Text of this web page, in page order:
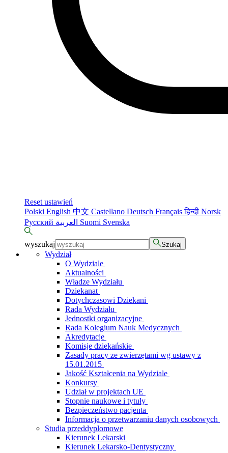
Reset ustawień
Polski English 中文 Castellano Deutsch Françaisहिन्दी Norsk
Русский
Suomi Svenska
wyszukaj Szukaj
Wydział
O Wydziale
Aktualności
Władze Wydziału
Dziekanat
Dotychczasowi Dziekani
Rada Wydziału
Jednostki organizacyjne
Rada Kolegium Nauk Medycznych
Akredytacje
Komisje dziekańskie
Zasady pracy ze zwierzętami wg ustawy z
15.01.2015
Jakość Kształcenia na Wydziale
Konkursy
Udział w projektach UE
Stopnie naukowe i tytuły
Bezpieczeństwo pacjenta
Informacja o przetwarzaniu danych osobowych
Studia przeddyplomowe
Kierunek Lekarski
Kierunek Lekarsko-Dentystyczny